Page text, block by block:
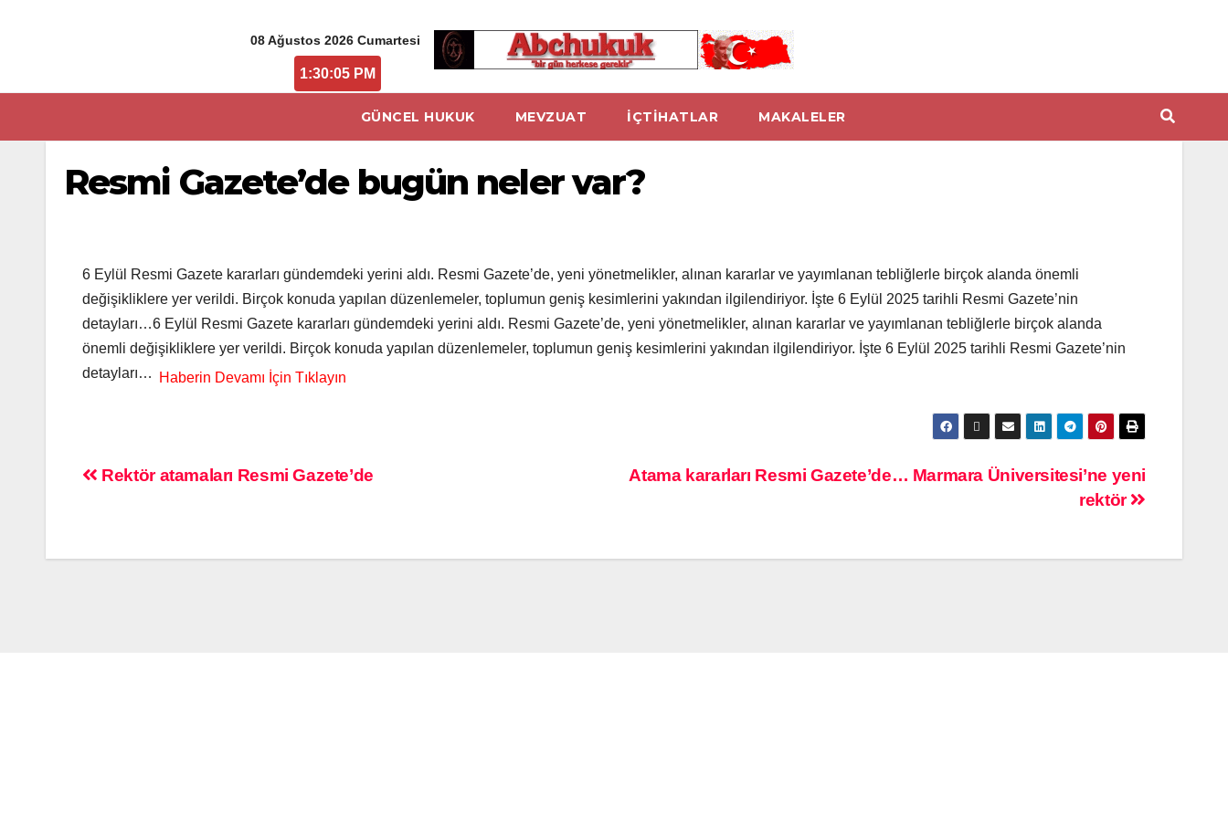
08 Ağustos 2026 Cumartesi
1:30:05 PM
GÜNCEL HUKUK MEVZUAT İÇTİHATLAR MAKALELER
Resmi Gazete’de bugün neler var?
6 Eylül Resmi Gazete kararları gündemdeki yerini aldı. Resmi Gazete’de, yeni yönetmelikler, alınan kararlar ve yayımlanan tebliğlerle birçok alanda önemli
değişikliklere yer verildi. Birçok konuda yapılan düzenlemeler, toplumun geniş kesimlerini yakından ilgilendiriyor. İşte 6 Eylül 2025 tarihli Resmi Gazete’nin
detayları…6 Eylül Resmi Gazete kararları gündemdeki yerini aldı. Resmi Gazete’de, yeni yönetmelikler, alınan kararlar ve yayımlanan tebliğlerle birçok alanda
önemli değişikliklere yer verildi. Birçok konuda yapılan düzenlemeler, toplumun geniş kesimlerini yakından ilgilendiriyor. İşte 6 Eylül 2025 tarihli Resmi Gazete’nin
detayları…
Atama kararları Resmi Gazete’de… Marmara Üniversitesi’ne yeni
rektör
Rektör atamaları Resmi Gazete’de